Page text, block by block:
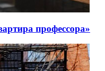
профессора»